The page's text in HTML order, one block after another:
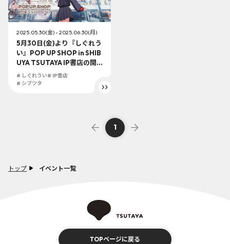
トップ イベント一覧
2025.05.30(金) - 2025.06.30(月)
5月30日(金)より『しぐれう
い』POP UP SHOP in SHIB
UYA TSUTAYA IP書店の開
催が決定！！誕生日を記念
した大型コーナーを展開！
# しぐれうい# IP書店
# シブツタ
1
TOPページに戻る